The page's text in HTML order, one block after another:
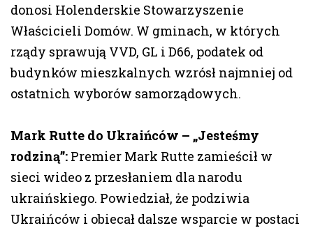
donosi Holenderskie Stowarzyszenie
Właścicieli Domów. W gminach, w których
rządy sprawują VVD, GL i D66, podatek od
budynków mieszkalnych wzrósł najmniej od
ostatnich wyborów samorządowych.
Mark Rutte do Ukraińców – „Jesteśmy
rodziną”: Premier Mark Rutte zamieścił w
sieci wideo z przesłaniem dla narodu
ukraińskiego. Powiedział, że podziwia
Ukraińców i obiecał dalsze wsparcie w postaci